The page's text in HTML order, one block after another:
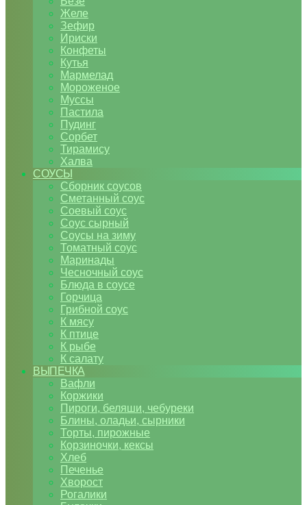
Желе
Зефир
Ириски
Конфеты
Кутья
Мармелад
Мороженое
Муссы
Пастила
Пудинг
Сорбет
Тирамису
Халва
СОУСЫ
Сборник соусов
Сметанный соус
Соевый соус
Соус сырный
Соусы на зиму
Томатный соус
Маринады
Чесночный соус
Блюда в соусе
Горчица
Грибной соус
К мясу
К птице
К рыбе
К салату
ВЫПЕЧКА
Вафли
Коржики
Пироги, беляши, чебуреки
Блины, оладьи, сырники
Торты, пирожные
Корзиночки, кексы
Хлеб
Печенье
Хворост
Рогалики